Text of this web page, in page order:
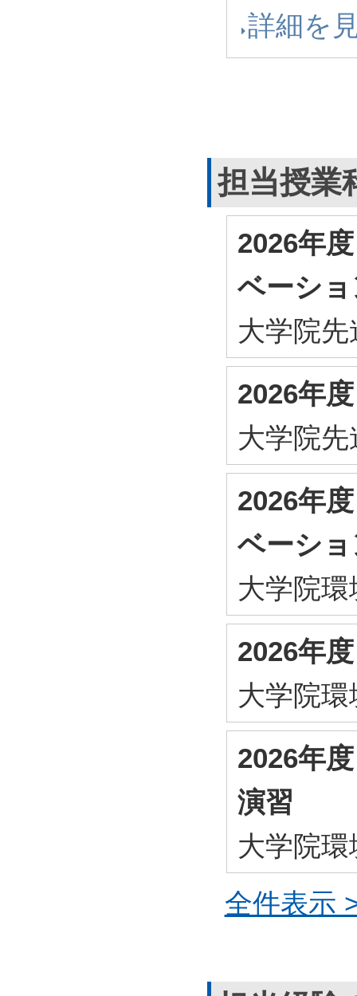
詳細を
担当授業
2026年
ベーシ
大学院
2026年
大学院
2026年
ベーシ
大学院
2026年
大学院
2026年
演習
大学院
全件表示